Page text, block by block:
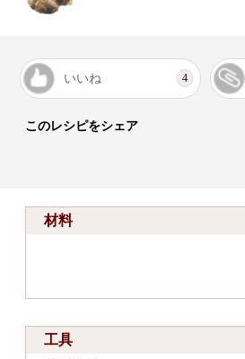
いいね 4
このレシピをシェア
材料
工具